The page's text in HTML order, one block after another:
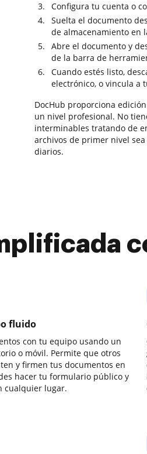
Configura tu cuenta o
Suelta el documento
de almacenamiento en
Abre el documento y
de la barra de
Cuando estés listo,
electrónico, o vincula a
DocHub proporciona
un nivel profesional. No
interminables tratando de
archivos de primer nivel
diarios.
fluido
con tu equipo usando un
o móvil. Permite que otros
y firmen tus documentos en
hacer tu formulario público y
cualquier lugar.